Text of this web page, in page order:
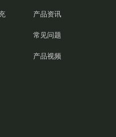
产品资讯
常见问题
产品视频